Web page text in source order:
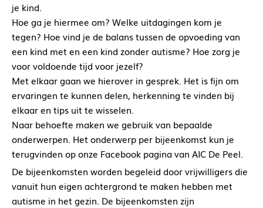
je kind.
Hoe ga je hiermee om? Welke uitdagingen kom je
tegen? Hoe vind je de balans tussen de opvoeding van
een kind met en een kind zonder autisme? Hoe zorg je
voor voldoende tijd voor jezelf?
Met elkaar gaan we hierover in gesprek. Het is fijn om
ervaringen te kunnen delen, herkenning te vinden bij
elkaar en tips uit te wisselen.
Naar behoefte maken we gebruik van bepaalde
onderwerpen. Het onderwerp per bijeenkomst kun je
terugvinden op onze Facebook pagina van AIC De Peel.
De bijeenkomsten worden begeleid door vrijwilligers die
vanuit hun eigen achtergrond te maken hebben met
autisme in het gezin. De bijeenkomsten zijn